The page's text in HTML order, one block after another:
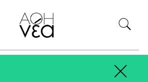
×